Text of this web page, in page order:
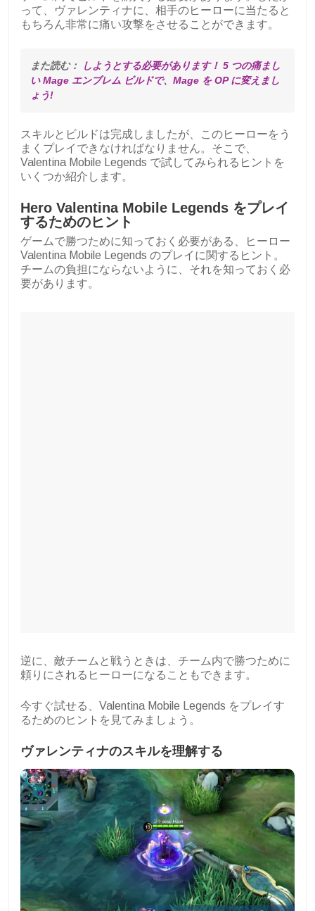
って、ヴァレンティナに、相手のヒーローに当たると
もちろん非常に痛い攻撃をさせることができます。
また読む：
しようとする必要があります！ 5 つの痛まし
い Mage エンブレム ビルドで、Mage を OP に変えまし
ょう!
スキルとビルドは完成しましたが、このヒーローをう
まくプレイできなければなりません。そこで、
Valentina Mobile Legends で試してみられるヒントを
いくつか紹介します。
Hero Valentina Mobile Legends をプレイ
するためのヒント
ゲームで勝つために知っておく必要がある、ヒーロー
Valentina Mobile Legends のプレイに関するヒント。
チームの負担にならないように、それを知っておく必
要があります。
逆に、敵チームと戦うときは、チーム内で勝つために
頼りにされるヒーローになることもできます。
今すぐ試せる、Valentina Mobile Legends をプレイす
るためのヒントを見てみましょう。
ヴァレンティナのスキルを理解する